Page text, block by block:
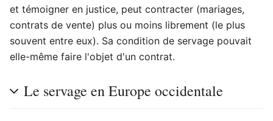
et témoigner en justice, peut contracter (mariages,
contrats de vente) plus ou moins librement (le plus
souvent entre eux). Sa condition de servage pouvait
elle-même faire l'objet d'un contrat.
Le servage en Europe occidentale